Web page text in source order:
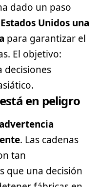
dado un paso
Estados Unidos una
para garantizar el
El objetivo:
decisiones
en peligro
. Las cadenas
tan
que una decisión